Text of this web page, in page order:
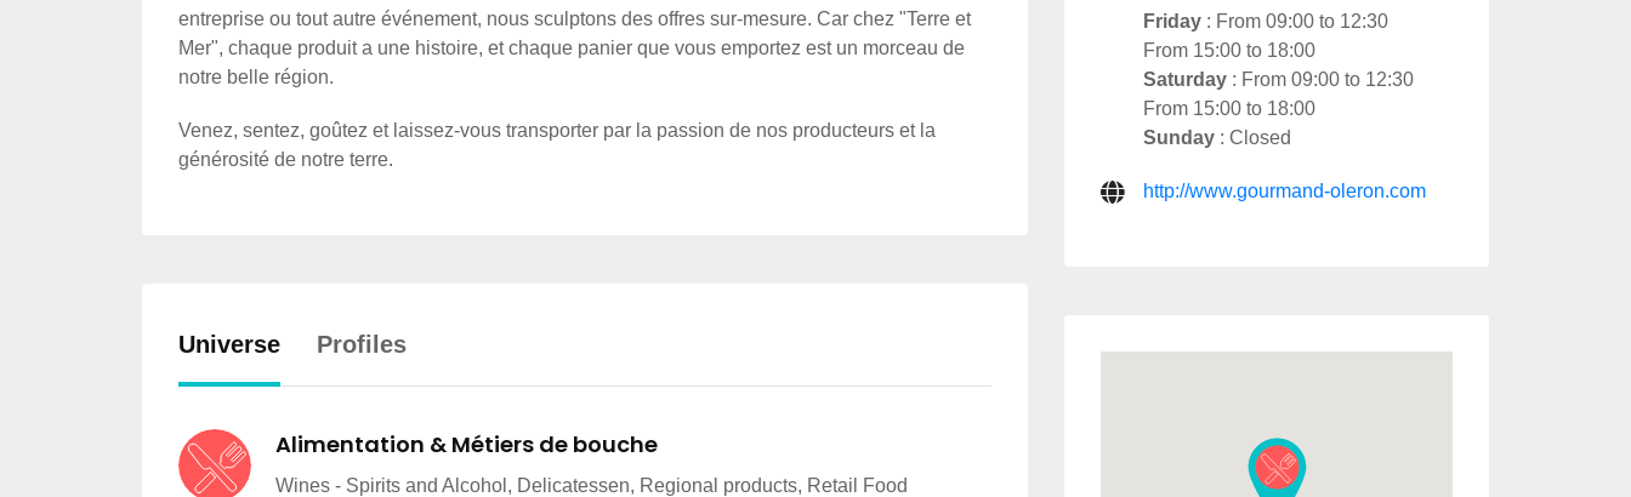
entreprise ou tout autre événement, nous sculptons des offres sur-mesure. Car chez "Terre et
Mer", chaque produit a une histoire, et chaque panier que vous emportez est un morceau de
notre belle région.
Venez, sentez, goûtez et laissez-vous transporter par la passion de nos producteurs et la
générosité de notre terre.
Universe Profiles
Alimentation & Métiers de bouche
Wines - Spirits and Alcohol, Delicatessen, Regional products, Retail Food
Friday : From 09:00 to 12:30
From 15:00 to 18:00
Saturday : From 09:00 to 12:30
From 15:00 to 18:00
Sunday : Closed
http://www.gourmand-oleron.com